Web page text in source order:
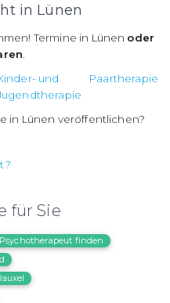
in Lünen
Termine in Lünen oder
und
Paartherapie
in Lünen veröffentlichen?
für Sie
finden